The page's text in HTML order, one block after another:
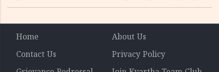
Home
About Us
Contact Us
Privacy Policy